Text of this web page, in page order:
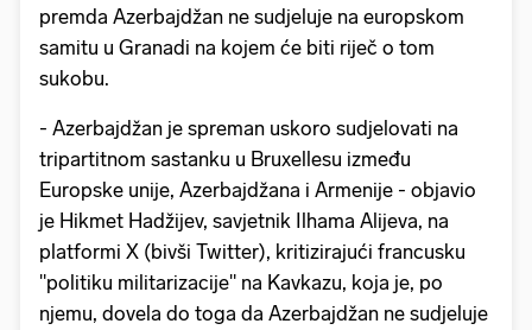
premda Azerbajdžan ne sudjeluje na europskom
samitu u Granadi na kojem će biti riječ o tom
sukobu.
- Azerbajdžan je spreman uskoro sudjelovati na
tripartitnom sastanku u Bruxellesu između
Europske unije, Azerbajdžana i Armenije - objavio
je Hikmet Hadžijev, savjetnik Ilhama Alijeva, na
platformi X (bivši Twitter), kritizirajući francusku
"politiku militarizacije" na Kavkazu, koja je, po
njemu, dovela do toga da Azerbajdžan ne sudjeluje